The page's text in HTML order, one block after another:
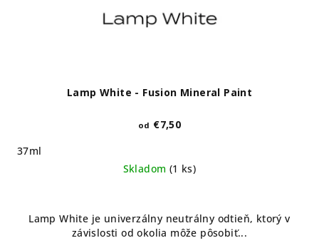
Lamp White - Fusion Mineral Paint
od €7,50
37ml
Skladom (1 ks)
Lamp White je univerzálny neutrálny odtieň, ktorý v
závislosti od okolia môže pôsobiť...